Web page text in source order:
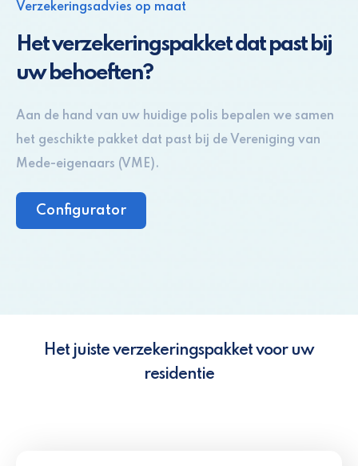
Verzekeringsadvies op maat
Het verzekeringspakket dat past bij
uw behoeften?
Aan de hand van uw huidige polis bepalen we samen
het geschikte pakket dat past bij de Vereniging van
Mede-eigenaars (VME).
Configurator
Het juiste verzekeringspakket voor uw
residentie